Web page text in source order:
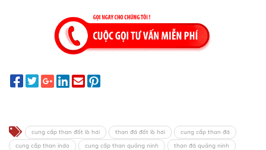
cung cấp than đốt lò hơi than đá đốt lò hơi
cung cấp than đá
cung cấp than indo
cung cấp than quảng ninh than đá quảng ninh